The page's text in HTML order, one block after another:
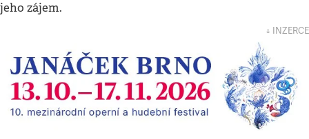
jeho zájem.
↓ INZERCE